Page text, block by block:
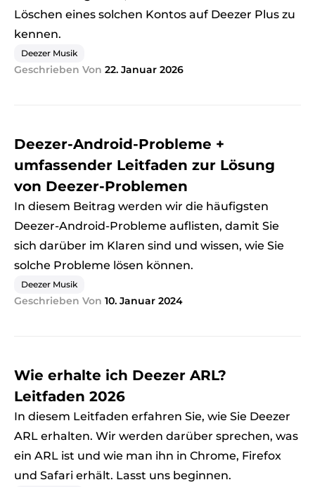
Löschen eines solchen Kontos auf Deezer Plus zu
kennen.
Deezer Musik
Geschrieben Von 22. Januar 2026
Deezer-Android-Probleme +
umfassender Leitfaden zur Lösung
von Deezer-Problemen
In diesem Beitrag werden wir die häufigsten
Deezer-Android-Probleme auflisten, damit Sie
sich darüber im Klaren sind und wissen, wie Sie
solche Probleme lösen können.
Deezer Musik
Geschrieben Von 10. Januar 2024
Wie erhalte ich Deezer ARL?
Leitfaden 2026
In diesem Leitfaden erfahren Sie, wie Sie Deezer
ARL erhalten. Wir werden darüber sprechen, was
ein ARL ist und wie man ihn in Chrome, Firefox
und Safari erhält. Lasst uns beginnen.